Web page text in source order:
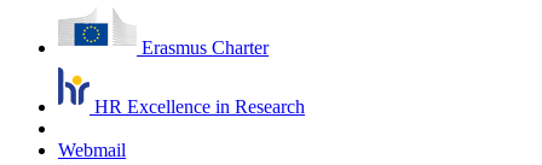
Erasmus Charter
HR Excellence in Research
Webmail